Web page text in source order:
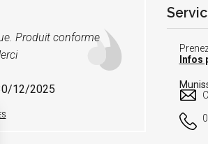
Produit conforme
12/2025
Infos